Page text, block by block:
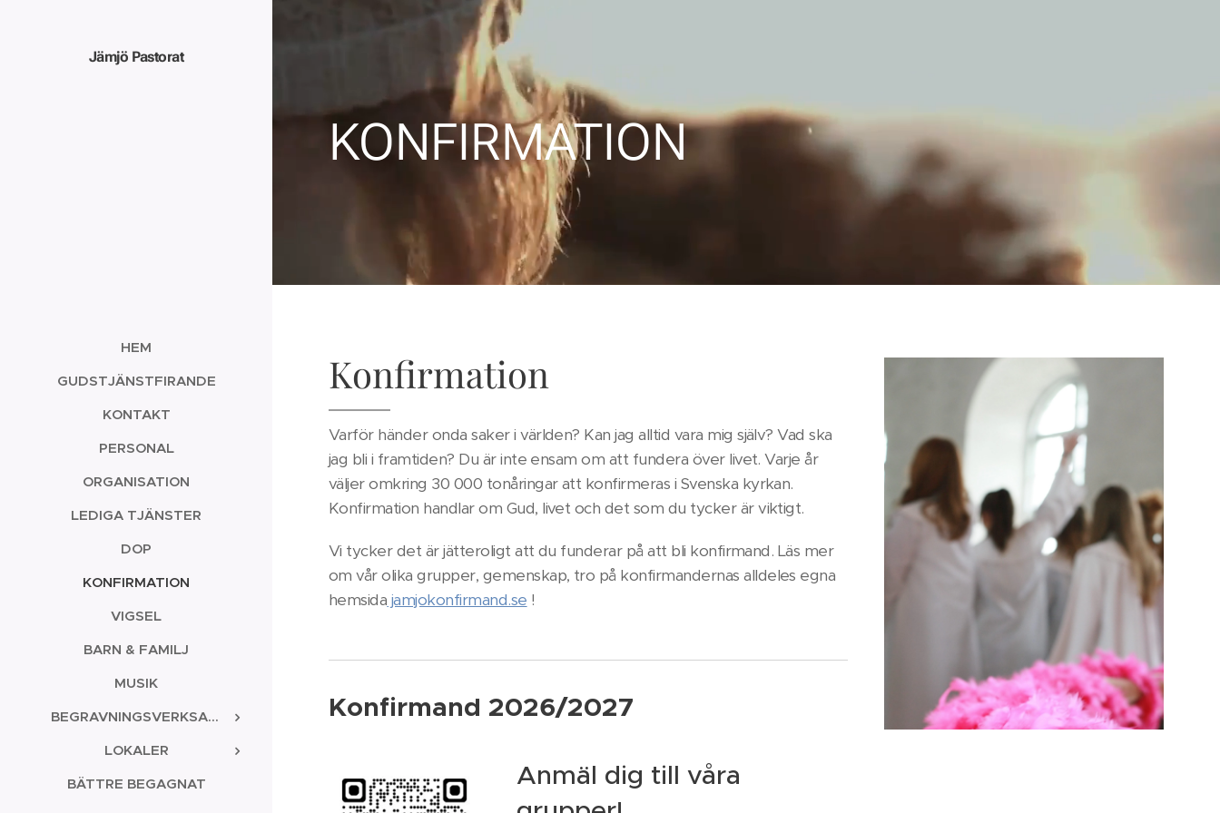
Jämjö Pastorat
HEM
GUDSTJÄNSTFIRANDE
KONTAKT
PERSONAL
ORGANISATION
LEDIGA TJÄNSTER
DOP
KONFIRMATION
VIGSEL
BARN & FAMILJ
MUSIK
BEGRAVNINGSVERKSAMHETEN
LOKALER
BÄTTRE BEGAGNAT
KONFIRMATION
Konfirmation
Varför händer onda saker i världen? Kan jag alltid vara mig själv? Vad ska
jag bli i framtiden? Du är inte ensam om att fundera över livet. Varje år
väljer omkring 30 000 tonåringar att konfirmeras i Svenska kyrkan.
Konfirmation handlar om Gud, livet och det som du tycker är viktigt.
Vi tycker det är jätteroligt att du funderar på att bli konfirmand. Läs mer
om vår olika grupper, gemenskap, tro på konfirmandernas alldeles egna
hemsida jamjokonfirmand.se !
Konfirmand 2026/2027
Anmäl dig till våra